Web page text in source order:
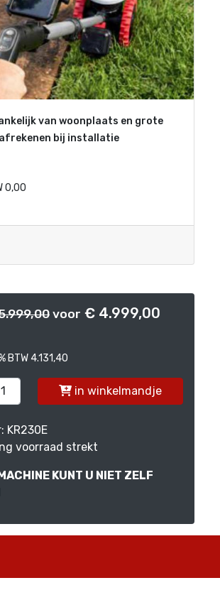
van woonplaats en grote
bij installatie
0,00
voor € 4.999,00
BTW 4.131,40
in winkelmandje
KR230E
voorraad strekt
KUNT U NIET ZELF